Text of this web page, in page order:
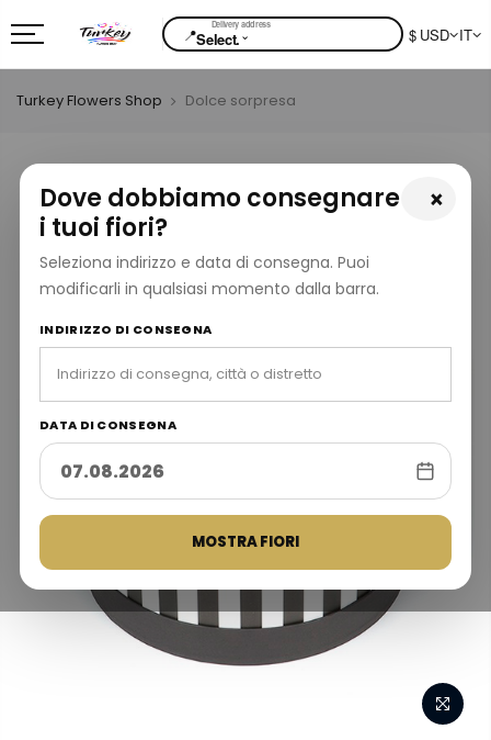
📍Select.⌄ $ USD IT
×
Dove dobbiamo consegnare
i tuoi fiori?
Seleziona indirizzo e data di consegna. Puoi
modificarli in qualsiasi momento dalla barra.
INDIRIZZO DI CONSEGNA
DATA DI CONSEGNA
MOSTRA FIORI
Turkey Flowers Shop Dolce sorpresa